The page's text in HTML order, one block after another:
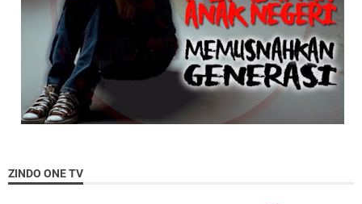
ZINDO ONE TV